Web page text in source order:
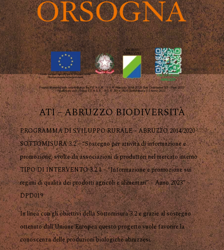
ATI – ABRUZZO BIODIVERSITÀ
PROGRAMMA DI SVILUPPO RURALE – ABRUZZO 2014/2020
SOTTOMISURA 3.2 – “Sostegno per attività di informazione e
promozione, svolte da associazioni di produttori nel mercato interno
TIPO DI INTERVENTO 3.2.1 – “Informazione e promozione sui
regimi di qualità dei prodotti agricoli e alimentari” – Anno 2023” –
DPD019
In linea con gli obiettivi della Sottomisura 3.2 e grazie al sostegno
ottenuto dall’Unione Europea questo progetto vuole favorire la
conoscenza delle produzioni biologiche abruzzesi.